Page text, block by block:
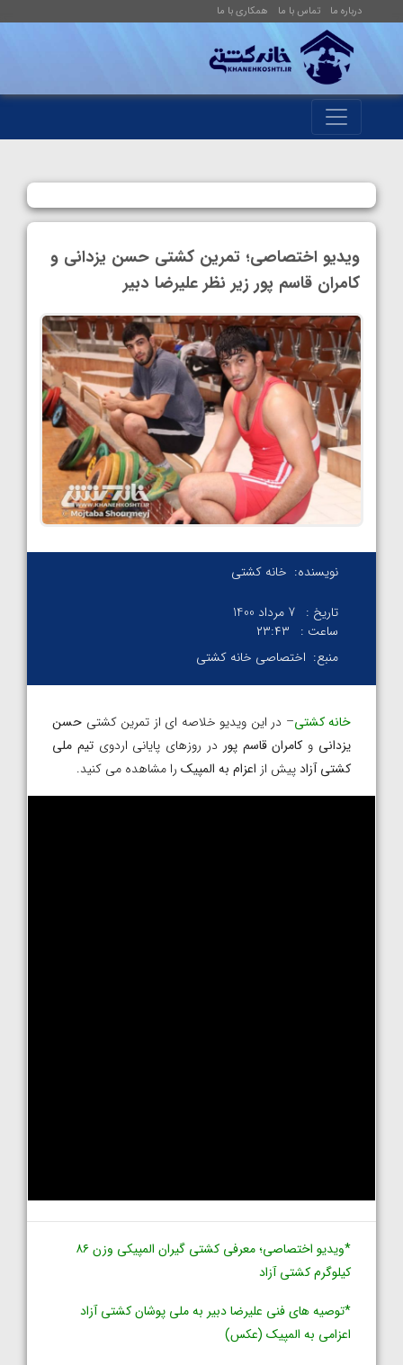
درباره ما تماس با ما همکاری با ما
ویدیو اختصاصی؛ تمرین کشتی حسن یزدانی و
کامران قاسم پور زیر نظر علیرضا دبیر
نویسنده: خانه کشتی
تاریخ : 7 مرداد 1400
ساعت :
۲۳:۴۳
منبع: اختصاصی خانه کشتی
خانه کشتی– در این ویدیو خلاصه ای از تمرین کشتی حسن
یزدانی و کامران قاسم پور در روزهای پایانی اردویتیم ملی
کشتی آزادپیش از اعزام به المپیک را مشاهده می کنید.
*ویدیو اختصاصی؛ معرفی کشتی گیران المپیکی وزن ۸۶
کیلوگرم کشتی آزاد
*توصیه های فنی علیرضا دبیر به ملی پوشان کشتی آزاد
اعزامی به المپیک (عکس)